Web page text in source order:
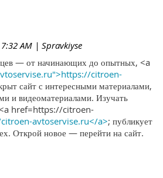
AM | Spravkiyse
— от начинающих до опытных, <a
citroen-
сайт с интересными материалами,
и видеоматериалами. Изучать
<a href=https://citroen-
avtoservise.ru</a>; публикует
Открой новое — перейти на сайт.